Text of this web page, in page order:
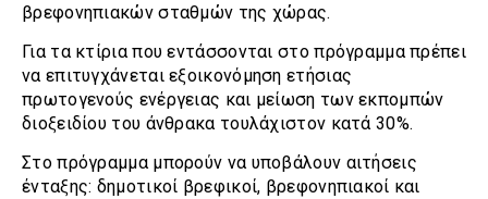
βρεφονηπιακών σταθμών της χώρας.
Για τα κτίρια που εντάσσονται στο πρόγραμμα πρέπει
να επιτυγχάνεται εξοικονόμηση ετήσιας
πρωτογενούς ενέργειας και μείωση των εκπομπών
διοξειδίου του άνθρακα τουλάχιστον κατά 30%.
Στο πρόγραμμα μπορούν να υποβάλουν αιτήσεις
ένταξης: δημοτικοί βρεφικοί, βρεφονηπιακοί και